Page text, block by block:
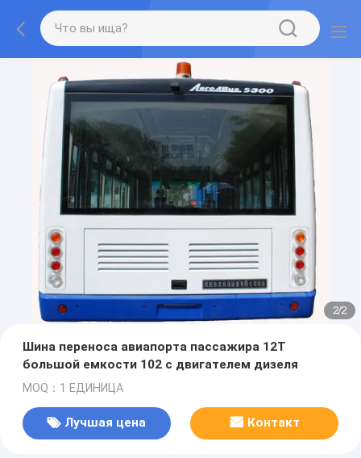
1/2
Шина переноса авиапорта пассажира 12T
большой емкости 102 с двигателем дизеля
MOQ：1 ЕДИНИЦА
Лучшая цена Контакт